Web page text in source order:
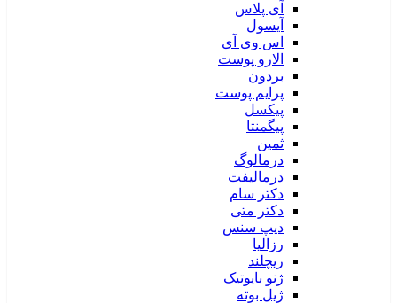
آی پلاس
آیسول
اس وی آی
الارو پوست
بردون
پرایم پوست
پیکسل
پیگمنتا
ثمین
درمالوگ
درمالیفت
دکتر سام
دکتر متی
دیپ سنس
رزالیا
ریچلند
ژنو بایوتیک
ژیل بوته